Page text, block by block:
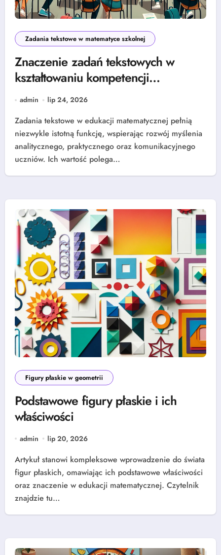
Zadania tekstowe w matematyce szkolnej
Znaczenie zadań tekstowych w
kształtowaniu kompetencji
matematycznych w edukacji szkolnej
admin lip 24, 2026
Zadania tekstowe w edukacji matematycznej pełnią
niezwykle istotną funkcję, wspierając rozwój myślenia
analitycznego, praktycznego oraz komunikacyjnego
uczniów. Ich wartość polega…
Figury płaskie w geometrii
Podstawowe figury płaskie i ich
właściwości
admin lip 20, 2026
Artykuł stanowi kompleksowe wprowadzenie do świata
figur płaskich, omawiając ich podstawowe właściwości
oraz znaczenie w edukacji matematycznej. Czytelnik
znajdzie tu…